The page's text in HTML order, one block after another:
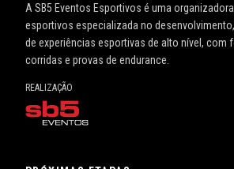
A SB5 Eventos Esportivos é uma
esportivos especializada no
de experiências esportivas de alto nível, com
corridas e provas de endurance.
REALIZAÇÃO